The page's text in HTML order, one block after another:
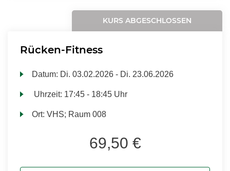
KURS ABGESCHLOSSEN
Rücken-Fitness
Datum: Di. 03.02.2026 - Di. 23.06.2026
Uhrzeit: 17:45 - 18:45 Uhr
Ort:VHS; Raum 008
69,50 €